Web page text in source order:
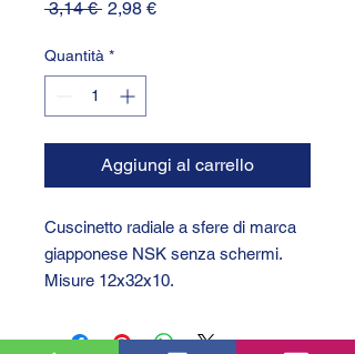
3,14 € Prezzo
2,98 €Prezzo
Quantità *
Aggiungi al carrello
Cuscinetto radiale a sfere di marca
giapponese NSK senza schermi.
Misure 12x32x10.